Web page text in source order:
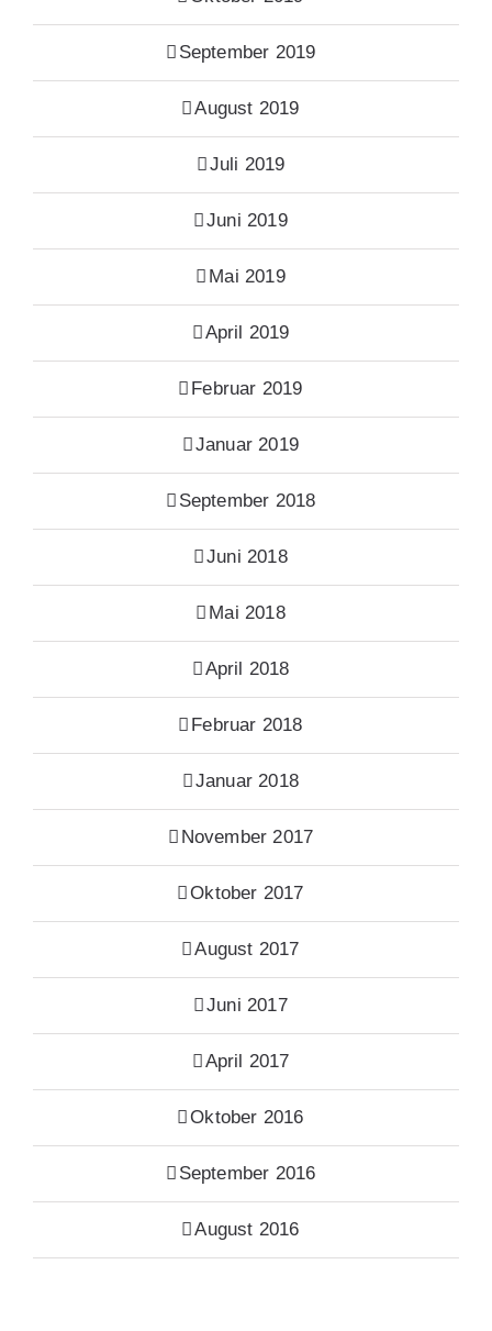
September 2019
August 2019
Juli 2019
Juni 2019
Mai 2019
April 2019
Februar 2019
Januar 2019
September 2018
Juni 2018
Mai 2018
April 2018
Februar 2018
Januar 2018
November 2017
Oktober 2017
August 2017
Juni 2017
April 2017
Oktober 2016
September 2016
August 2016